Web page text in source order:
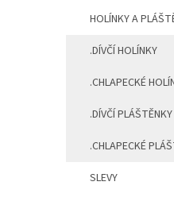
HOLÍNKY A
.DÍVČÍ HOLÍNKY
.CHLAPECKÉ
.DÍVČÍ PLÁŠTĚNKY
.CHLAPECKÉ
SLEVY